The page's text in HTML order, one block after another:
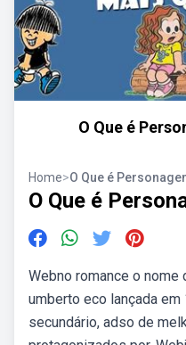
O Que é
Home>O Que é
O Que é
Webno romance o nome
umberto eco lançada
secundário, adso de